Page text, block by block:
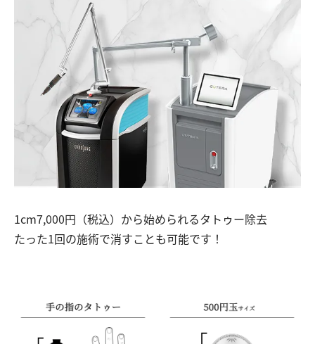
1cm7,000円（税込）から始められるタトゥー除去
たった1回の施術で消すことも可能です！